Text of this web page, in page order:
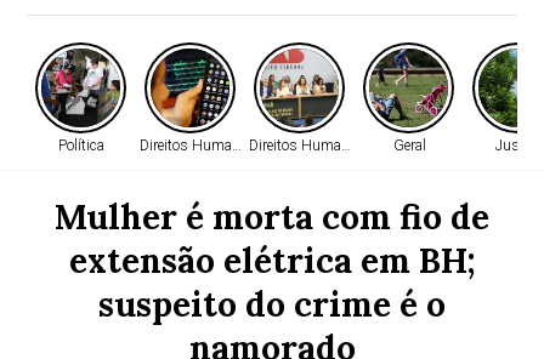
Política Direitos HumanosDireitos Humanos Geral Justiça
Mulher é morta com fio de
extensão elétrica em BH;
suspeito do crime é o
namorado